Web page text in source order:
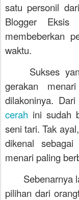
satu personil dari
Blogger
membeberkan
waktu.
Sukses
gerakan
dilakoninya.
cerah ini sudah
seni tari. Tak
dikenal sebagai
menari paling
Sebenarnya
pilihan dari